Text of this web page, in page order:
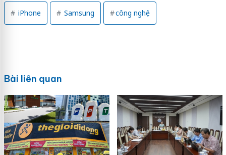
iPhone Samsung công nghệ
Bài liên quan